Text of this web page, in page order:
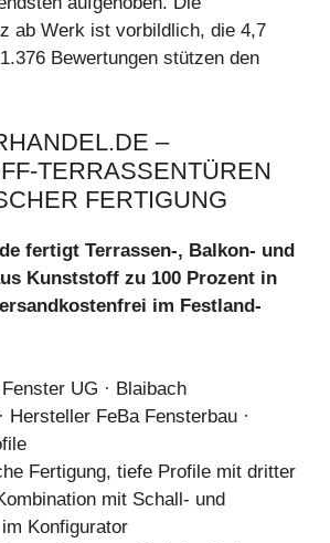
ab Werk ist vorbildlich, die 4,7
Bewertungen stützen den
–
TERRASSENTÜREN
FERTIGUNG
fertigt Terrassen-, Balkon- und
Kunststoff zu 100 Prozent in
im Festland-
UG · Blaibach
Hersteller FeBa Fensterbau ·
Fertigung, tiefe Profile mit dritter
mit Schall- und
Konfigurator